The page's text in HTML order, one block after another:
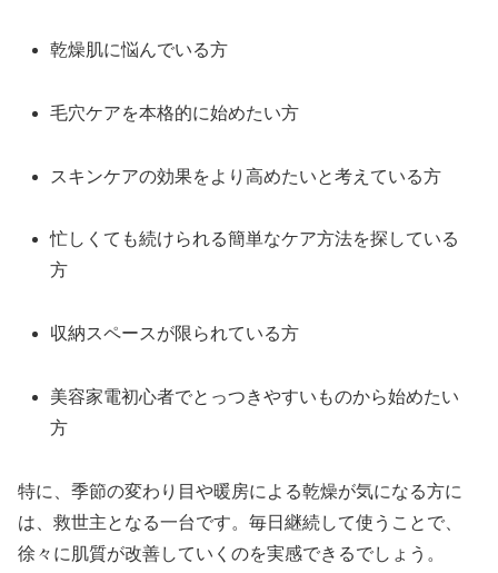
乾燥肌に悩んでいる方
毛穴ケアを本格的に始めたい方
スキンケアの効果をより高めたいと考えている方
忙しくても続けられる簡単なケア方法を探している
方
収納スペースが限られている方
美容家電初心者でとっつきやすいものから始めたい
方
特に、季節の変わり目や暖房による乾燥が気になる方に
は、救世主となる一台です。毎日継続して使うことで、
徐々に肌質が改善していくのを実感できるでしょう。